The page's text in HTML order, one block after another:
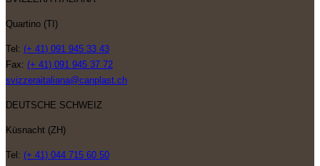
Quartino (TI)
Tel: (+ 41) 091 945 33 43
Fax: (+ 41) 091 945 37 72
svizzeraitaliana@canplast.ch
DEUTSCHE SCHWEIZ
Küsnacht (ZH)
Tel: (+ 41) 044 715 60 50